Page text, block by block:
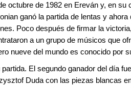
octubre de 1982 en Ereván y, en su
ganó la partida de lentas y
Poco después de firmar la
a un grupo de músicos que
nueve del mundo es conocido por
El segundo ganador del día
Duda con las piezas blancas